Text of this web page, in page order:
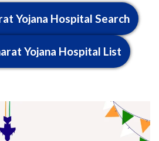
Yojana Hospital Search
Yojana Hospital List